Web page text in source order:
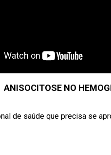
ANISOCITOSE NO
de saúde que precisa se